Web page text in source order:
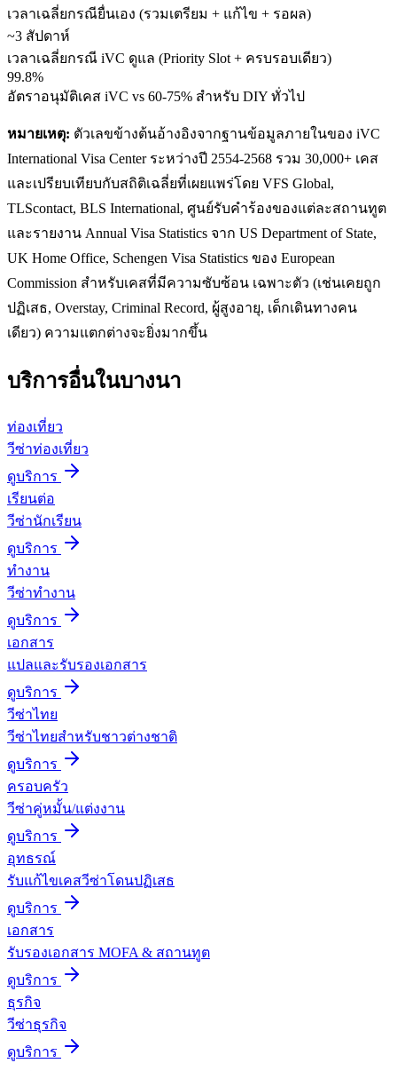
เวลาเฉลี่ยกรณียื่นเอง (รวมเตรียม + แก้ไข + รอผล)
~3 สัปดาห์
เวลาเฉลี่ยกรณี iVC ดูแล (Priority Slot + ครบรอบเดียว)
99.8%
อัตราอนุมัติเคส iVC vs 60-75% สำหรับ DIY ทั่วไป
หมายเหตุ: ตัวเลขข้างต้นอ้างอิงจากฐานข้อมูลภายในของ iVC
International Visa Center ระหว่างปี 2554-2568 รวม 30,000+ เคส
และเปรียบเทียบกับสถิติเฉลี่ยที่เผยแพร่โดย VFS Global,
TLScontact, BLS International, ศูนย์รับคำร้องของแต่ละสถานทูต
และรายงาน Annual Visa Statistics จาก US Department of State,
UK Home Office, Schengen Visa Statistics ของ European
Commission สำหรับเคสที่มีความซับซ้อน เฉพาะตัว (เช่นเคยถูก
ปฏิเสธ, Overstay, Criminal Record, ผู้สูงอายุ, เด็กเดินทางคน
เดียว) ความแตกต่างจะยิ่งมากขึ้น
บริการอื่นในบางนา
ท่องเที่ยว
วีซ่าท่องเที่ยว
ดูบริการ
เรียนต่อ
วีซ่านักเรียน
ดูบริการ
ทำงาน
วีซ่าทำงาน
ดูบริการ
เอกสาร
แปลและรับรองเอกสาร
ดูบริการ
วีซ่าไทย
วีซ่าไทยสำหรับชาวต่างชาติ
ดูบริการ
ครอบครัว
วีซ่าคู่หมั้น/แต่งงาน
ดูบริการ
อุทธรณ์
รับแก้ไขเคสวีซ่าโดนปฏิเสธ
ดูบริการ
เอกสาร
รับรองเอกสาร MOFA & สถานทูต
ดูบริการ
ธุรกิจ
วีซ่าธุรกิจ
ดูบริการ